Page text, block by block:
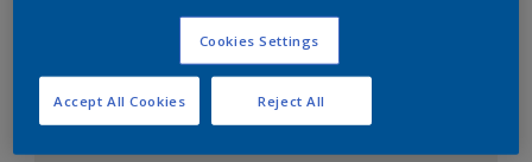
Cookies Settings
Reject All
Accept All Cookies